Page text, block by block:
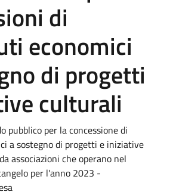
di
economici
di progetti
culturali
pubblico per la concessione di
a sostegno di progetti e iniziative
associazioni che operano nel
per l'anno 2023 -